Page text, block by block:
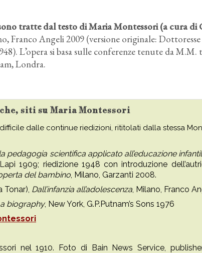
tratte dal testo di Maria Montessori (a cura di
Franco Angeli 2009 (versione originale:
L’opera si basa sulle conferenze tenute da M.M.
Londra.
siti su Maria Montessori
dalle continue riedizioni, rititolati dalla stessa
pedagogia scientifica applicato all’educazione
1909; riedizione 1948 con introduzione
del bambino, Milano, Garzanti 2008.
Tonar), Dall’infanzia all’adolescenza, Milano, Franco
biography, New York, G.P.Putnam’s Sons 1976
nel 1910. Foto di Bain News Service,